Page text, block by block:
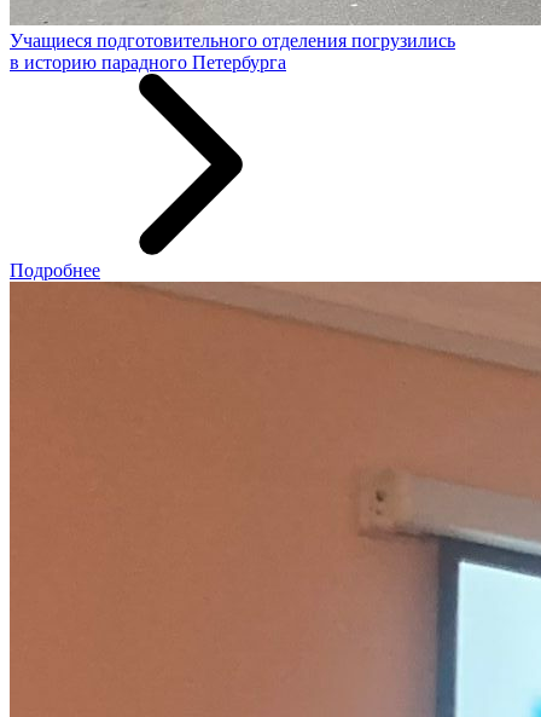
Учащиеся подготовительного отделения погрузились
в историю парадного Петербурга
Подробнее